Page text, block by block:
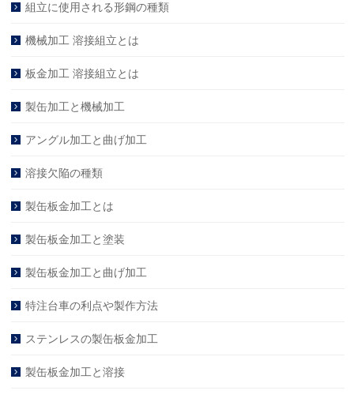
組立に使用される形鋼の種類
機械加工 溶接組立とは
板金加工 溶接組立とは
製缶加工と機械加工
アングル加工と曲げ加工
溶接欠陥の種類
製缶板金加工とは
製缶板金加工と塗装
製缶板金加工と曲げ加工
特注台車の利点や製作方法
ステンレスの製缶板金加工
製缶板金加工と溶接